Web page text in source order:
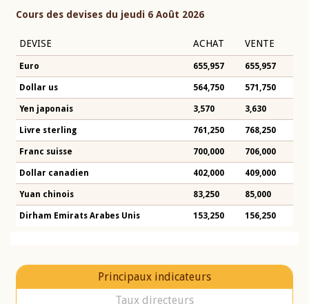
Cours des devises du jeudi 6 Août 2026
DEVISE ACHAT VENTE
Euro 655,957 655,957
Dollar us 564,750 571,750
Yen japonais 3,570 3,630
Livre sterling 761,250 768,250
Franc suisse 700,000 706,000
Dollar canadien 402,000 409,000
Yuan chinois 83,250 85,000
Dirham Emirats Arabes Unis 153,250 156,250
Principaux indicateurs
Taux directeurs